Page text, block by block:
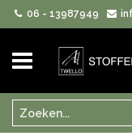
06 - 13987949
Zoeken